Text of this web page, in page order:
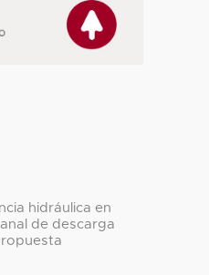
hidráulica en
de descarga